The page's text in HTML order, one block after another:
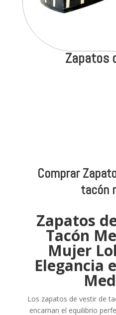
Zapatos
Comprar
tacón
Zapatos
Tacón
Mujer
Elegancia
Los zapatos de vestir de
encarnan el equilibrio